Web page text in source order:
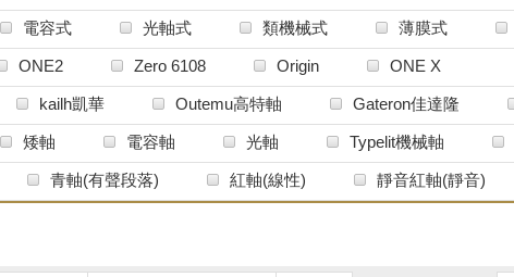
電容式 光軸式 類機械式 薄膜式
ONE2 Zero 6108 Origin ONE X
kailh凱華 Outemu高特軸 Gateron佳達隆
TTC軸 羅技G軸 其他品牌
矮軸 電容軸 光軸 Typelit機械軸
青軸(有聲段落) 紅軸(線性) 靜音紅軸(靜音)